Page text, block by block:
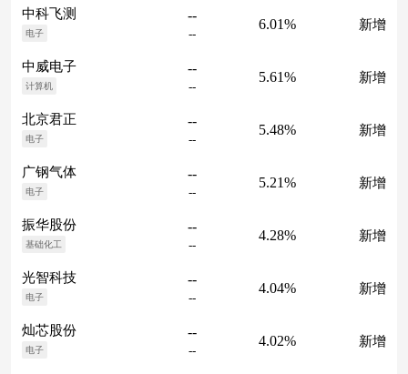
中科飞测
电子
--
--
6.01% 新增
中威电子
计算机
--
--
5.61% 新增
北京君正
电子
--
--
5.48% 新增
广钢气体
电子
--
--
5.21% 新增
振华股份
基础化工
--
--
4.28% 新增
光智科技
电子
--
--
4.04% 新增
灿芯股份
电子
--
--
4.02% 新增